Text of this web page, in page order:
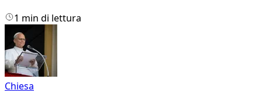
1 min di lettura
Chiesa